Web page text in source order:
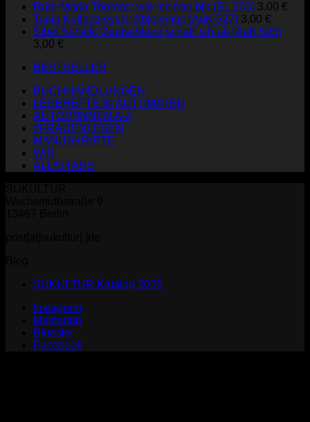
Ruth-Maria Thomas: wie ich frau bin (SL 203) 3,00 €
Tanja Kollodzieyski: Ableismus (AuK 527) 3,00 €
Sibel Schick: Deutschland schaff' ich ab (AuK 525)
3,00 €
BESTSELLER
BUCHHANDLUNGEN
LESEHEFTE IN AUTOMATEN
AUTOR*INNEN A-Z
#FRAUENLESEN
MANUSKRIPTE
WIR
ALL*STARS
SUKULTUR Katalog 2026
Instagram
Mastodon
Bluesky
Facebook